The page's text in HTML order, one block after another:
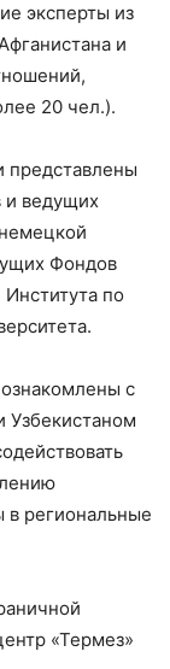
эксперты из
и
20 чел.).
представлены
и ведущих
Фондов
по
с
Узбекистаном
в региональные
«Термез»